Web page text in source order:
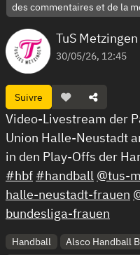
des commentaires et de la
TuS
30/05/26, 12:45
Suivre
Video-Livestream der
Union Halle-Neustadt
in den Play-Offs der
#hbf #handball @tus-
halle-neustadt-frauen
bundesliga-frauen
Handball
Alsco Handball